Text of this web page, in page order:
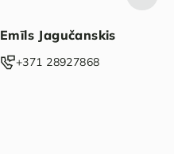
Emīls Jagučanskis
‭+371 28927868‬